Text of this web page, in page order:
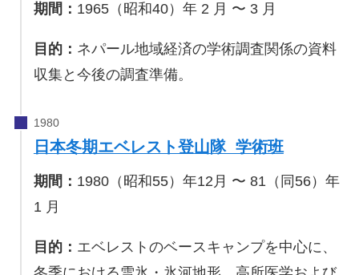
期間： 1965（昭和40）年 2 月 〜 3 月
目的： ネパール地域経済の学術調査関係の資料
収集と今後の調査準備。
日本冬期エベレスト登山隊 学術班
期間： 1980（昭和55）年12月 〜 81（同56）年
1 月
目的： エベレストのベースキャンプを中心に、